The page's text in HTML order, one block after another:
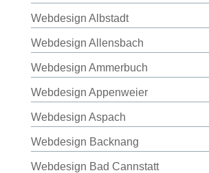
Webdesign Albstadt
Webdesign Allensbach
Webdesign Ammerbuch
Webdesign Appenweier
Webdesign Aspach
Webdesign Backnang
Webdesign Bad Cannstatt